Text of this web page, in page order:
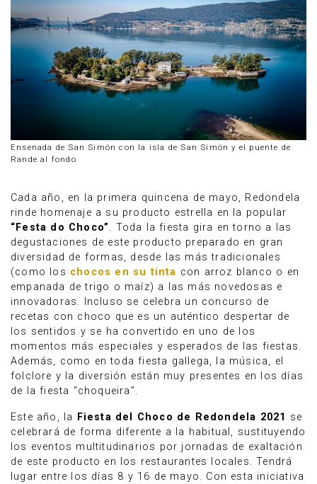
Ensenada de San Simón con la isla de San Simón y el puente de
Rande al fondo
Cada año, en la primera quincena de mayo, Redondela
rinde homenaje a su producto estrella en la popular
“Festa do Choco”. Toda la fiesta gira en torno a las
degustaciones de este producto preparado en gran
diversidad de formas, desde las más tradicionales
(como los chocos en su tinta con arroz blanco o en
empanada de trigo o maíz) a las más novedosas e
innovadoras. Incluso se celebra un concurso de
recetas con choco que es un auténtico despertar de
los sentidos y se ha convertido en uno de los
momentos más especiales y esperados de las fiestas.
Además, como en toda fiesta gallega, la música, el
folclore y la diversión están muy presentes en los días
de la fiesta “choqueira”.
Este año, la Fiesta del Choco de Redondela 2021 se
celebrará de forma diferente a la habitual, sustituyendo
los eventos multitudinarios por jornadas de exaltación
de este producto en los restaurantes locales. Tendrá
lugar entre los días 8 y 16 de mayo. Con esta iniciativa